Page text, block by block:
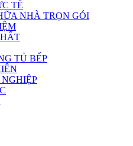
TẾ
NHÀ TRỌN GÓI
TỦ BẾP